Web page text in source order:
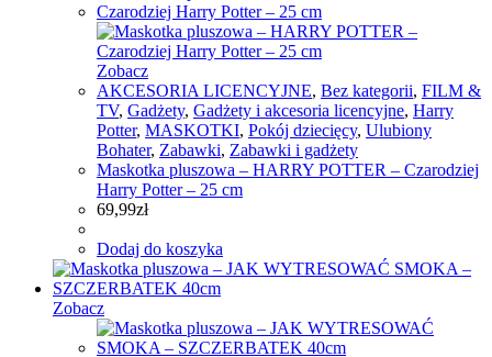
Zobacz
AKCESORIA LICENCYJNE, Bez kategorii, FILM &
TV, Gadżety, Gadżety i akcesoria licencyjne, Harry
Potter, MASKOTKI, Pokój dziecięcy, Ulubiony
Bohater, Zabawki, Zabawki i gadżety
Maskotka pluszowa – HARRY POTTER – Czarodziej
Harry Potter – 25 cm
69,99zł
Dodaj do koszyka
Zobacz